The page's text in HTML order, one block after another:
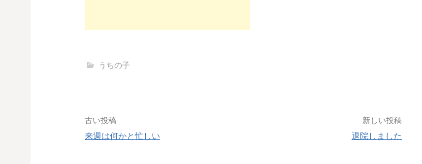
うちの子
投
古い投稿
来週は何かと忙しい
新しい投稿
退院しました